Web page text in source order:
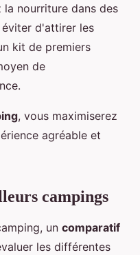
la nourriture dans des
d'attirer les
kit de premiers
de
, vous maximiserez
agréable et
campings
un comparatif
les différentes